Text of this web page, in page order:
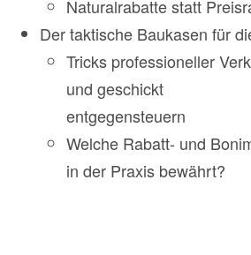
Naturalrabatte statt
Der taktische Baukasen für
Tricks professioneller
und geschickt
entgegensteuern
Welche Rabatt- und
in der Praxis bewährt?